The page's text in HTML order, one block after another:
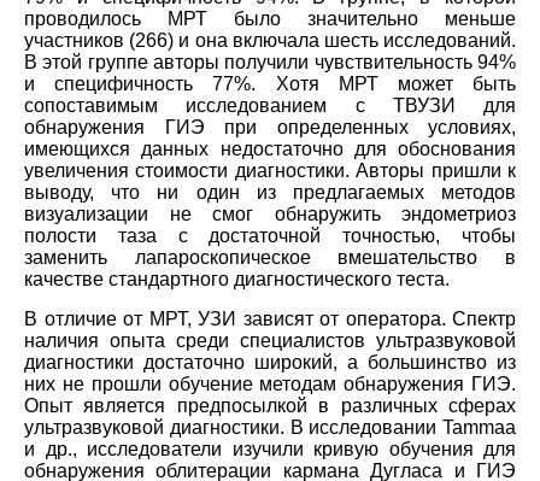
проводилось МРТ было значительно меньше
участников (266) и она включала шесть исследований.
В этой группе авторы получили чувствительность 94%
и специфичность 77%. Хотя МРТ может быть
сопоставимым исследованием с ТВУЗИ для
обнаружения ГИЭ при определенных условиях,
имеющихся данных недостаточно для обоснования
увеличения стоимости диагностики. Авторы пришли к
выводу, что ни один из предлагаемых методов
визуализации не смог обнаружить эндометриоз
полости таза с достаточной точностью, чтобы
заменить лапароскопическое вмешательство в
качестве стандартного диагностического теста.
В отличие от МРТ, УЗИ зависят от оператора. Спектр
наличия опыта среди специалистов ультразвуковой
диагностики достаточно широкий, а большинство из
них не прошли обучение методам обнаружения ГИЭ.
Опыт является предпосылкой в различных сферах
ультразвуковой диагностики. В исследовании Tammaa
и др., исследователи изучили кривую обучения для
обнаружения облитерации кармана Дугласа и ГИЭ